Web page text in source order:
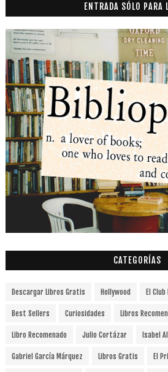
ENTRADA SÓLO PARA
CATEGORÍAS
Descargar Libros Gratis Hollywood El
Best Sellers Curiosidades Libros
Libro Recomenado Julio Cortázar Isabel
Gabriel García Márquez Libros Gratis El